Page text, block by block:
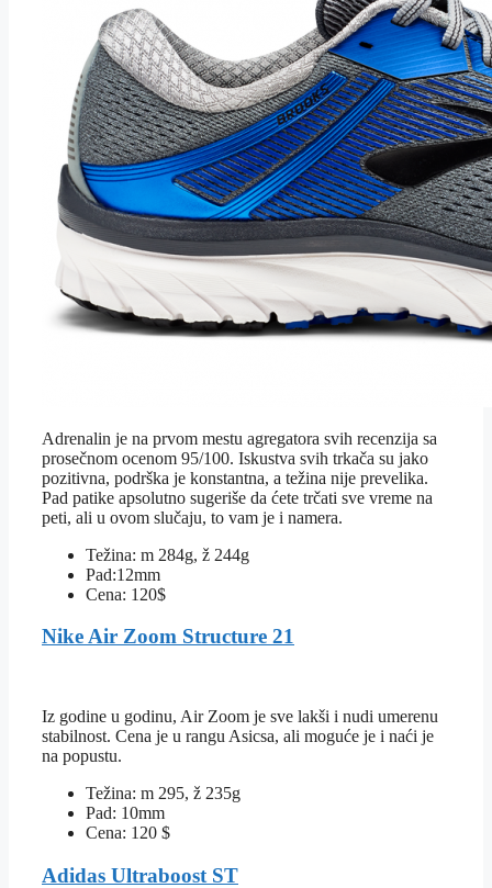
Adrenalin je na prvom mestu agregatora svih recenzija sa
prosečnom ocenom 95/100. Iskustva svih trkača su jako
pozitivna, podrška je konstantna, a težina nije prevelika.
Pad patike apsolutno sugeriše da ćete trčati sve vreme na
peti, ali u ovom slučaju, to vam je i namera.
Težina: m 284g, ž 244g
Pad:12mm
Cena: 120$
Nike Air Zoom Structure 21
Iz godine u godinu, Air Zoom je sve lakši i nudi umerenu
stabilnost. Cena je u rangu Asicsa, ali moguće je i naći je
na popustu.
Težina: m 295, ž 235g
Pad: 10mm
Cena: 120 $
Adidas Ultraboost ST